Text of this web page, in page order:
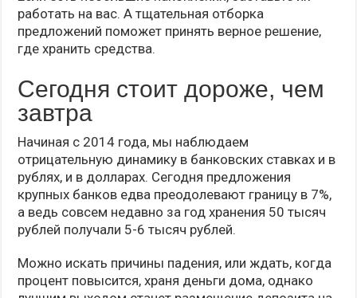
работать на вас. А тщательная отборка
предложений поможет принять верное решение,
где хранить средства.
Сегодня стоит дороже, чем
завтра
Начиная с 2014 года, мы наблюдаем
отрицательную динамику в банковских ставках и в
рублях, и в долларах. Сегодня предложения
крупных банков едва преодолевают границу в 7%,
а ведь совсем недавно за год хранения 50 тысяч
рублей получали 5-6 тысяч рублей.
Можно искать причины падения, или ждать, когда
процент повысится, храня деньги дома, однако